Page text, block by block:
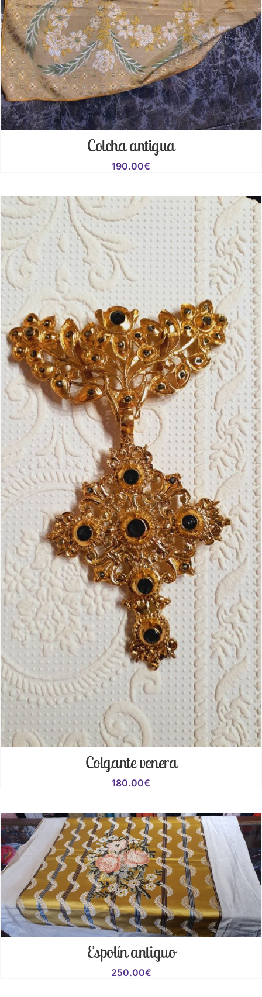
Colcha antigua
190.00€
Colgante venera
180.00€
Espolín antiguo
250.00€